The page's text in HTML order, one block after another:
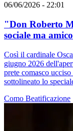
06/06/2026 - 22:01
"Don Roberto
sociale ma
Così il cardinale
giugno 2026
prete comasco
sottolineato lo
Como Beatificazione